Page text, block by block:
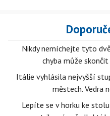
Nikdy nemíchejte tyto
chyba může
Itálie vyhlásila nejvyšší
městech. Vedra
Lepíte se v horku ke